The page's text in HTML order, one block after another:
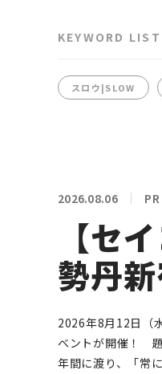
KEYWORD LIST
スロウ|SLOW
2026.08.06 PR
【セ
勢丹
2026年8月12日（
ベントが開催！
年間に渡り、「常